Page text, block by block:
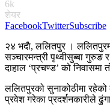
6k
शेयर
FacebookTwitterSubscribe
२४ भदाै, ललितपुर ।
सञ्चारमन्त्री पृथ्वीसुब्बा गुरुङ
दाहाल ‘प्रचण्ड’ को
ललितपुरको सुनाकोठीमा रहेको
प्रवेश गरेका प्रदर्शनकारीले